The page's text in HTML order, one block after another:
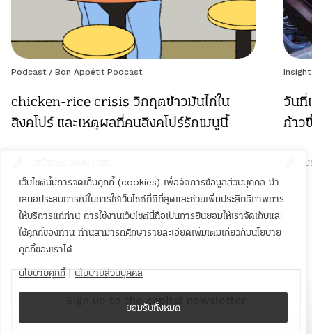
เว็บไซต์นี้มีการจัดเก็บคุกกี้ (cookies) เพื่อจัดการข้อมูลส่วนบุคคล นำ
เสนอประสบการณ์ในการใช้เว็บไซต์ที่ดีที่สุดและช่วยเพิ่มประสิทธิภาพการ
ให้บริการแก่ท่าน การใช้งานเว็บไซต์นี้ถือเป็นการยินยอมให้เราจัดเก็บและ
ใช้คุกกี้ของท่าน ท่านสามารถศึกษารายละเอียดเพิ่มเติมเกี่ยวกับนโยบาย
คุกกี้ของเราได้
นโยบายคุกกี้|นโยบายส่วนบุคคล
ยอมรับทั้งหมด
Podcast / Bon Appétit Podcast
chicken-rice crisis วิกฤตข้าวมันไก่ใน
สิงคโปร์ และเหตุผลที่คนสิงคโปร์รักเมนูนี้
Insight
วันที่
ก้าว
Sign up to the capital newsletter
YOUR EMAIL